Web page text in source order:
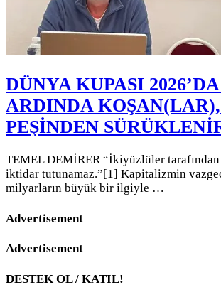
DÜNYA KUPASI
ARDINDA
PEŞİNDEN
TEMEL DEMİRER “İkiyüzlüler
iktidar tutunamaz.”[1] Kapitalizmin
milyarların büyük bir ilgiyle …
Advertisement
Advertisement
DESTEK OL / KATIL!